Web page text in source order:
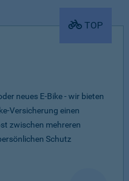
TOP
neues E-Bike - wir bieten
Versicherung einen
zwischen mehreren
Schutz